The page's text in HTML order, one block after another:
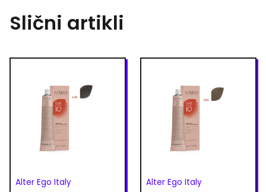
Slični artikli
Alter Ego Italy
Alter Ego Italy